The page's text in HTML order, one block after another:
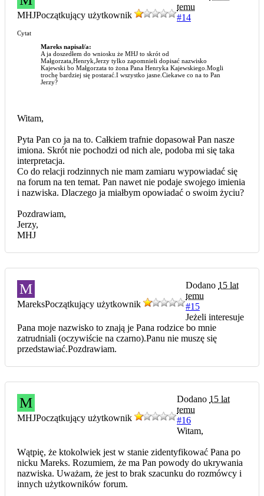
MHJPoczątkujący użytkownik
temu
#14
Cytat
Mareks napisał/a:
A ja doszedłem do wniosku że MHJ to skrót od
Małgorzata,Henryk,Jerzy tylko zapomnieli dopisać nazwisko
Kajewski bo Małgorzata to żona Pana Henryka Kajewskiego.Mogli
trochę bardziej się postarać.I wszystko jasne.Ciekawe co na to Pan
Jerzy?
Witam,
Pyta Pan co ja na to. Całkiem trafnie dopasował Pan nasze
imiona. Skrót nie pochodzi od nich ale, podoba mi się taka
interpretacja.
Co do relacji rodzinnych nie mam zamiaru wypowiadać się
na forum na ten temat. Pan nawet nie podaje swojego imienia
i nazwiska. Dlaczego ja miałbym opowiadać o swoim życiu?
Pozdrawiam,
Jerzy,
MHJ
M
MareksPoczątkujący użytkownik
Dodano 15 lat
temu
#15
Jeżeli interesuje
Pana moje nazwisko to znają je Pana rodzice bo mnie
zatrudniali (oczywiście na czarno).Panu nie muszę się
przedstawiać.Pozdrawiam.
M
MHJPoczątkujący użytkownik
Dodano 15 lat
temu
#16
Witam,
Wątpię, że ktokolwiek jest w stanie zidentyfikować Pana po
nicku Mareks. Rozumiem, że ma Pan powody do ukrywania
nazwiska. Uważam, że jest to brak szacunku do rozmówcy i
innych użytkowników forum.